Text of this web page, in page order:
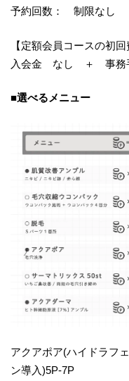
予約回数： 制限なし
【定額会員コースの初回
入会金 なし ＋ 事務
■選べるメニュー
アクアポア(ハイドラフ
ン導入)5P-7P